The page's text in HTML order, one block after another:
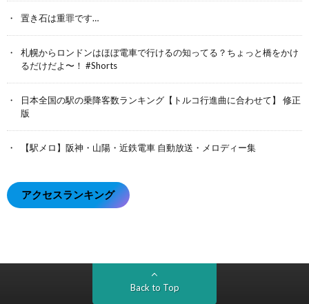
置き石は重罪です…
札幌からロンドンはほぼ電車で行けるの知ってる？ちょっと橋をかけ
るだけだよ〜！ #Shorts
日本全国の駅の乗降客数ランキング【トルコ行進曲に合わせて】 修正
版
【駅メロ】阪神・山陽・近鉄電車 自動放送・メロディー集
アクセスランキング
Back to Top